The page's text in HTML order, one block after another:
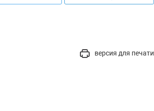
версия для печати